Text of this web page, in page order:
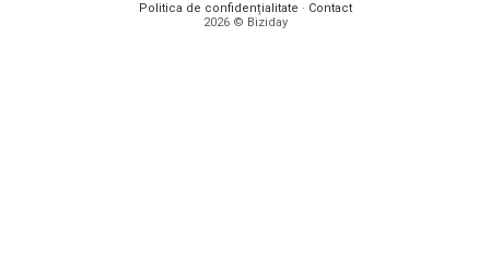
Politica de confidențialitate · Contact
2026 © Biziday